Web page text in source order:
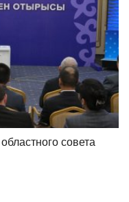
совета